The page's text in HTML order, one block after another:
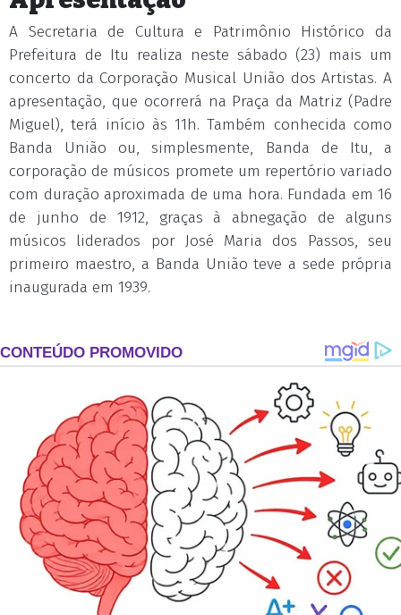
A Secretaria de Cultura e Patrimônio Histórico da
Prefeitura de Itu realiza neste sábado (23) mais um
concerto da Corporação Musical União dos Artistas. A
apresentação, que ocorrerá na Praça da Matriz (Padre
Miguel), terá início às 11h. Também conhecida como
Banda União ou, simplesmente, Banda de Itu, a
corporação de músicos promete um repertório variado
com duração aproximada de uma hora. Fundada em 16
de junho de 1912, graças à abnegação de alguns
músicos liderados por José Maria dos Passos, seu
primeiro maestro, a Banda União teve a sede própria
inaugurada em 1939.